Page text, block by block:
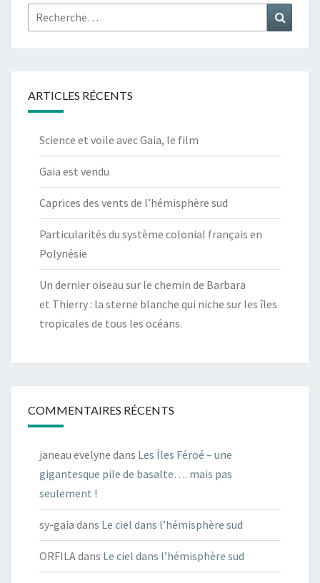
Rechercher :
ARTICLES RÉCENTS
Science et voile avec Gaia, le film
Gaia est vendu
Caprices des vents de l’hémisphère sud
Particularités du système colonial français en
Polynésie
Un dernier oiseau sur le chemin de Barbara
et Thierry : la sterne blanche qui niche sur les îles
tropicales de tous les océans.
COMMENTAIRES RÉCENTS
janeau evelyne dans Les Îles Féroé – une
gigantesque pile de basalte…. mais pas
seulement !
sy-gaia dans Le ciel dans l’hémisphère sud
ORFILAdans Le ciel dans l’hémisphère sud